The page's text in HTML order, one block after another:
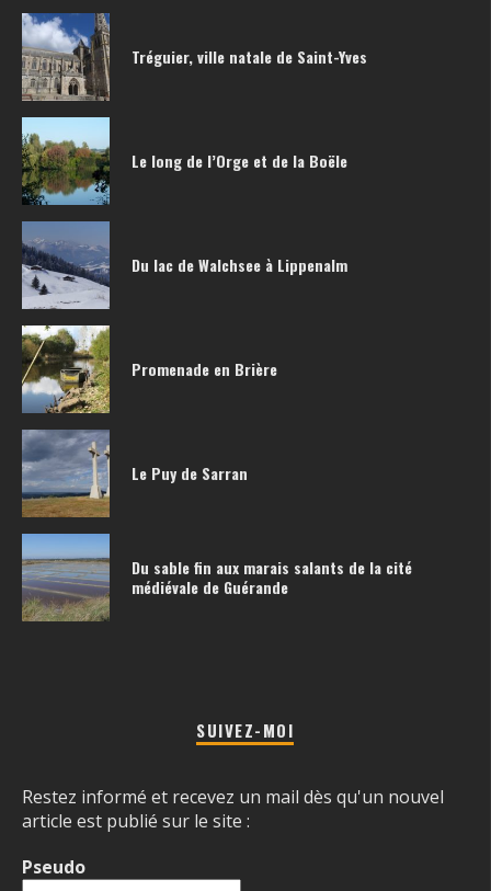
Tréguier, ville natale de Saint-Yves
Le long de l’Orge et de la Boële
Du lac de Walchsee à Lippenalm
Promenade en Brière
Le Puy de Sarran
Du sable fin aux marais salants de la cité
médiévale de Guérande
SUIVEZ-MOI
Restez informé et recevez un mail dès qu'un nouvel
article est publié sur le site :
Pseudo